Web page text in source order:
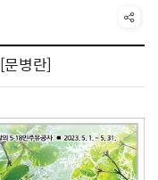
병란]